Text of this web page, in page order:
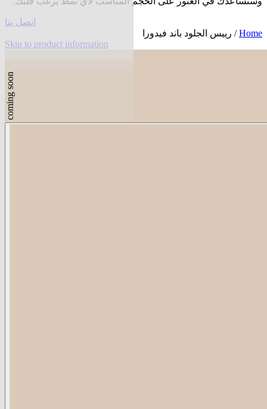
اتصل بنا
Home/ رييس الجلود باند فيدورا
Skip to product information
coming soon